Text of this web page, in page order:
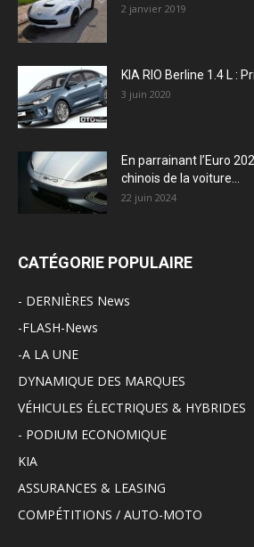
2 janvier 2019
KIA RIO Berline 1.4 L :
3 juin 2020
En parrainant l’Euro
chinois de la voiture...
22 juin 2024
CATÉGORIE POPULAIRE
- DERNIÈRES News
-FLASH-News
-A LA UNE
DYNAMIQUE DES MARQUES
VÉHICULES ÉLECTRIQUES & HYBRIDES
- PODIUM ECONOMIQUE
KIA
ASSURANCES & LEASING
COMPÉTITIONS / AUTO-MOTO